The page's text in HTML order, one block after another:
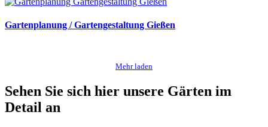
Gartenplanung / Gartengestaltung Gießen
Mehr laden
Sehen Sie sich hier unsere Gärten im
Detail an